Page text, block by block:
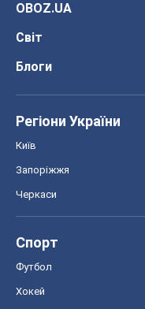
OBOZ.UA
Світ
Блоги
Регіони України
Київ
Запоріжжя
Черкаси
Спорт
Футбол
Хокей